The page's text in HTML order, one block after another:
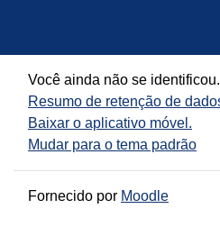
Você ainda não se
Resumo de retenção de
Baixar o aplicativo móvel.
Mudar para o tema padrão
Fornecido por Moodle